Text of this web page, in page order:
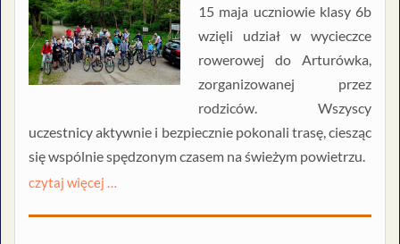
15 maja uczniowie klasy 6b
wzięli udział w wycieczce
rowerowej do Arturówka,
zorganizowanej przez
rodziców. Wszyscy
uczestnicy aktywnie i bezpiecznie pokonali trasę, ciesząc
się wspólnie spędzonym czasem na świeżym powietrzu.
czytaj więcej …